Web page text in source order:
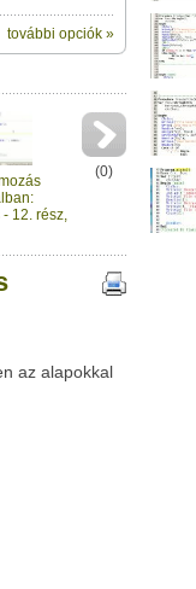
további opciók »
12. rész,
(0)
az alapokkal